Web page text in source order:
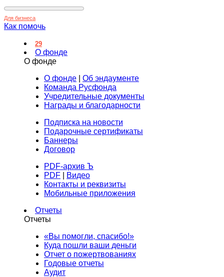
Для бизнеса
Как помочь
29
О фонде
О фонде
О фонде
Об эндаументе
Команда Русфонда
Учредительные документы
Награды и благодарности
Подписка на новости
Подарочные сертификаты
Баннеры
Договор
PDF-архив Ъ
PDF
Видео
Контакты и реквизиты
Мобильные приложения
Отчеты
Отчеты
«Вы помогли, спасибо!»
Куда пошли ваши деньги
Отчет о пожертвованиях
Годовые отчеты
Аудит